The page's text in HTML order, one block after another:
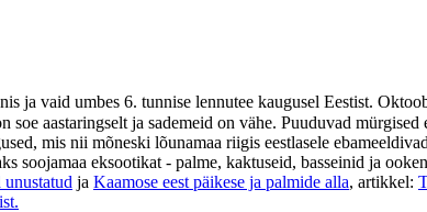
ja vaid umbes 6. tunnise lennutee kaugusel Eestist.
aastaringselt ja sademeid on vähe. Puuduvad
mis nii mõneski lõunamaa riigis eestlasele
soojamaa eksootikat - palme, kaktuseid, basseinid ja
unustatud ja Kaamose eest päikese ja palmide alla, artikkel: